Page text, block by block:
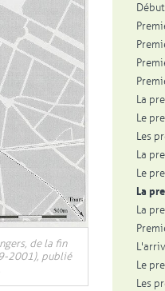
de la fin
2001), publié
La
Le
Les
La
Le
La
La
Le
Les